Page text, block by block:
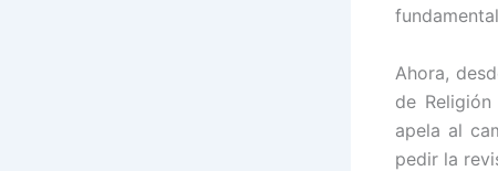
Ahora,
de
apela al
pedir la